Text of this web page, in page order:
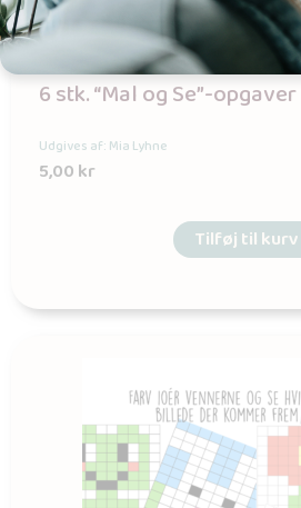
6 stk. “Mal og Se”-
Udgives af: Mia Lyhne
5,00kr
Tilføj til kurv